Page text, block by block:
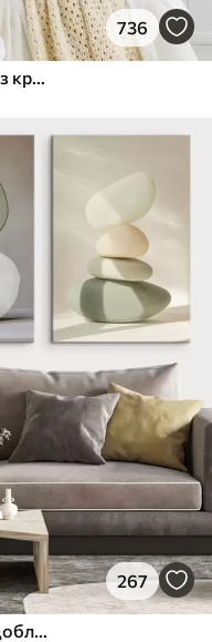
736
Крупний план білої квітки півонії з крапельками води на пелюстках на розмитому фоні
267
Пеалістичні естетичні камені, оздоблення будинку, природне освітлення